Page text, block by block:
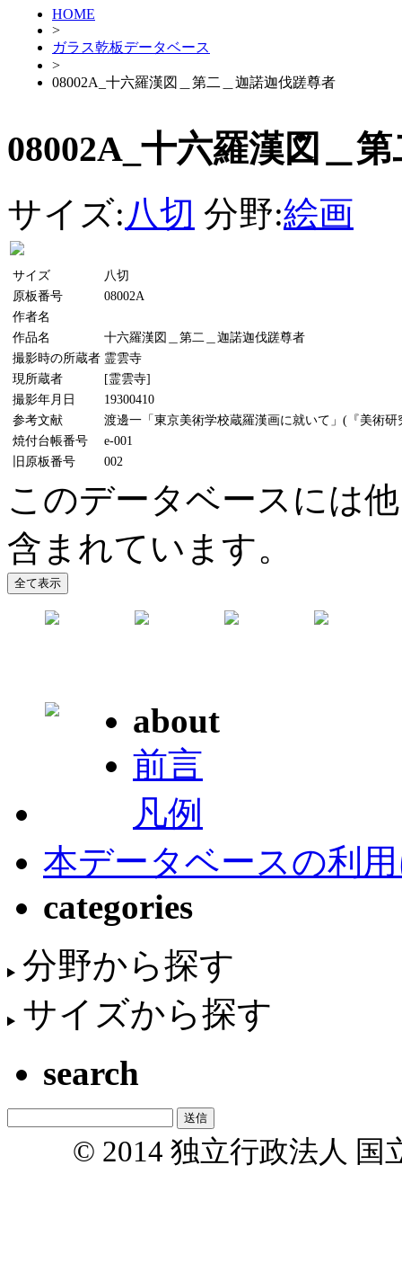
HOME
>
ガラス乾板データベース
>
08002A_十六羅漢図＿第二＿迦諾迦伐蹉尊者
08002A_十六羅漢図＿
サイズ:八切 分野:絵画
サイズ
八切
原板番号
08002A
作者名
作品名
十六羅漢図＿第二＿迦諾迦伐蹉尊者
撮影時の所蔵者 霊雲寺
現所蔵者
[霊雲寺]
撮影年月日
19300410
参考文献
渡邊一「東京美術学校蔵羅漢画に就いて」(『美術研
焼付台帳番号
e-001
旧原板番号
002
このデータベースには
含まれています。
about
前言
凡例
本データベースの利
categories
分野から探す
サイズから探す
search
© 2014 独立行政法人 国